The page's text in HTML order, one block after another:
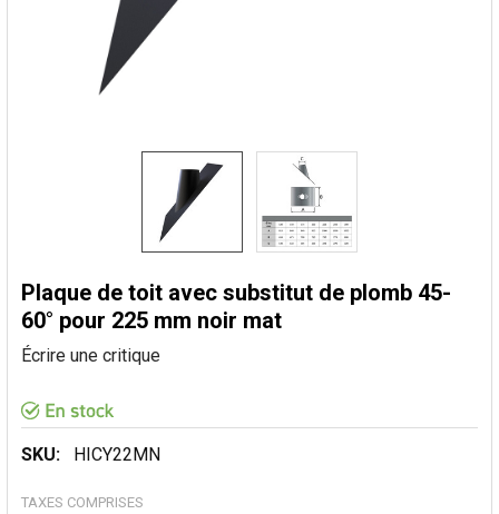
Plaque de toit avec substitut de plomb 45-
60° pour 225 mm noir mat
Écrire une critique
SKU: HICY22MN
TAXES COMPRISES